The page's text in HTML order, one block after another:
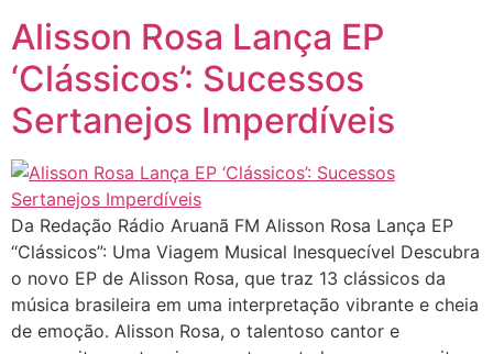
Alisson Rosa Lança EP
‘Clássicos’: Sucessos
Sertanejos Imperdíveis
Da Redação Rádio Aruanã FM Alisson Rosa Lança EP
“Clássicos”: Uma Viagem Musical Inesquecível Descubra
o novo EP de Alisson Rosa, que traz 13 clássicos da
música brasileira em uma interpretação vibrante e cheia
de emoção. Alisson Rosa, o talentoso cantor e